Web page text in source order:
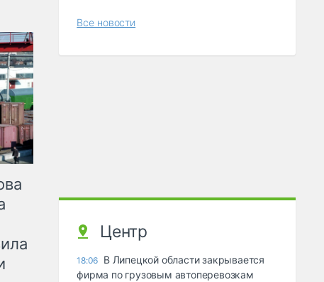
Все новости
Центр
18:06 В Липецкой области закрывается
фирма по грузовым автоперевозкам